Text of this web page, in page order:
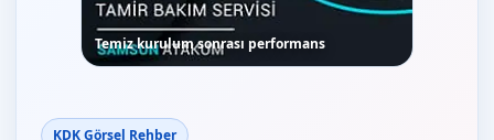
Temiz kurulum sonrası performans
KDK Görsel Rehber